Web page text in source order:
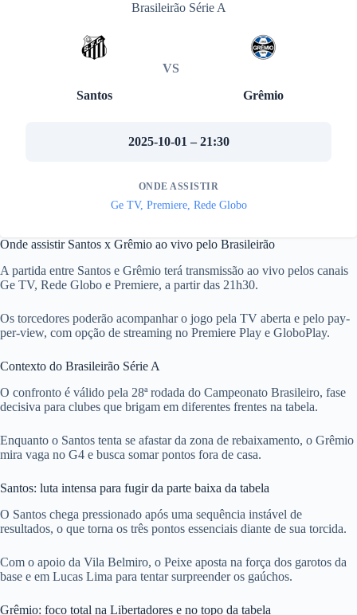
Brasileirão Série A
Santos
VS
Grêmio
2025-10-01 – 21:30
ONDE ASSISTIR
Ge TV, Premiere, Rede Globo
Onde assistir Santos x Grêmio ao vivo pelo Brasileirão
A partida entre Santos e Grêmio terá transmissão ao vivo pelos canais
Ge TV, Rede Globo e Premiere, a partir das 21h30.
Os torcedores poderão acompanhar o jogo pela TV aberta e pelo pay-
per-view, com opção de streaming no Premiere Play e GloboPlay.
Contexto do Brasileirão Série A
O confronto é válido pela 28ª rodada do Campeonato Brasileiro, fase
decisiva para clubes que brigam em diferentes frentes na tabela.
Enquanto o Santos tenta se afastar da zona de rebaixamento, o Grêmio
mira vaga no G4 e busca somar pontos fora de casa.
Santos: luta intensa para fugir da parte baixa da tabela
O Santos chega pressionado após uma sequência instável de
resultados, o que torna os três pontos essenciais diante de sua torcida.
Com o apoio da Vila Belmiro, o Peixe aposta na força dos garotos da
base e em Lucas Lima para tentar surpreender os gaúchos.
Grêmio: foco total na Libertadores e no topo da tabela